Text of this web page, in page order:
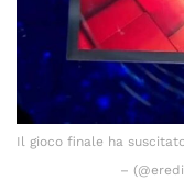
Il gioco finale ha
–